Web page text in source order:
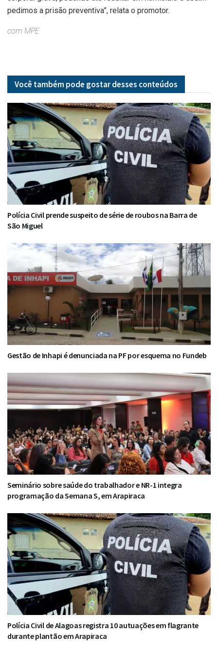
pedimos a prisão preventiva”, relata o promotor.
com MPE
Você também pode gostar desses conteúdos
Polícia Civil prende suspeito de série de roubos na Barra de
São Miguel
Gestão de Inhapi é denunciada na PF por esquema no Fundeb
Seminário sobre saúde do trabalhador e NR-1 integra
programação da Semana S, em Arapiraca
Polícia Civil de Alagoas registra 10 autuações em flagrante
durante plantão em Arapiraca